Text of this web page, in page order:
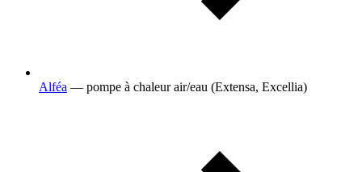
Alféa — pompe à chaleur air/eau (Extensa, Excellia)